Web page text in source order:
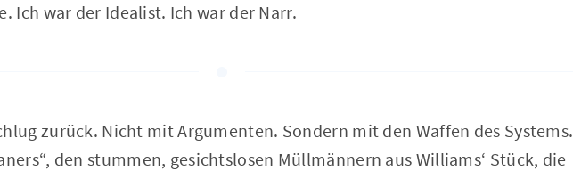
Ich war der Idealist. Ich war der Narr.
zurück. Nicht mit Argumenten. Sondern mit den Waffen des Systems.
den stummen, gesichtslosen Müllmännern aus Williams‘ Stück, die